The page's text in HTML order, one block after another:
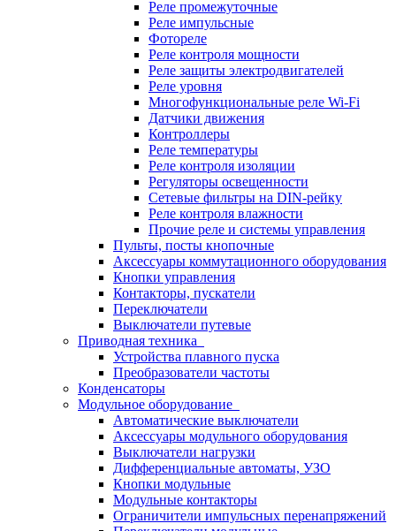
Реле промежуточные
Реле импульсные
Фотореле
Реле контроля мощности
Реле защиты электродвигателей
Реле уровня
Многофункциональные реле Wi-Fi
Датчики движения
Контроллеры
Реле температуры
Реле контроля изоляции
Регуляторы освещенности
Сетевые фильтры на DIN-рейку
Реле контроля влажности
Прочие реле и системы управления
Пульты, посты кнопочные
Аксессуары коммутационного оборудования
Кнопки управления
Контакторы, пускатели
Переключатели
Выключатели путевые
Приводная техника
Устройства плавного пуска
Преобразователи частоты
Конденсаторы
Модульное оборудование
Автоматические выключатели
Аксессуары модульного оборудования
Выключатели нагрузки
Дифференциальные автоматы, УЗО
Кнопки модульные
Модульные контакторы
Ограничители импульсных перенапряжений